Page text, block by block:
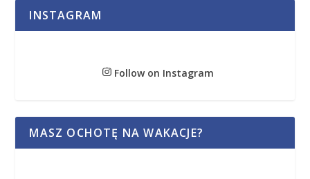
INSTAGRAM
Follow on Instagram
MASZ OCHOTĘ NA WAKACJE?